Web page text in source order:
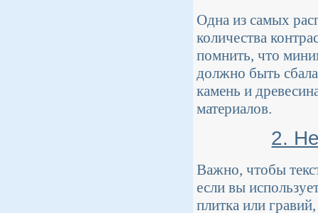
Одна из самых
количества
помнить, что
должно быть
камень и
материалов.
2.
Важно, чтобы
если вы
плитка или